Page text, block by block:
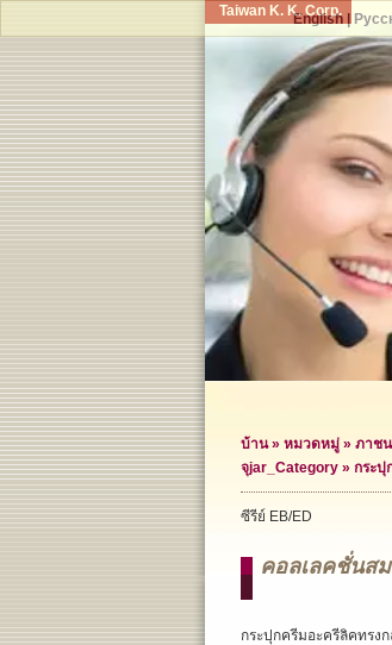
Taiwan K. K. Corp.
บ้าน» หมวดหมู่ » ภาชน
จุjar_Category » กระปุ
ซีรีย์ EB/ED
คอลเลคชั่นส
กระปุกครีมอะครีลิคทร
English|